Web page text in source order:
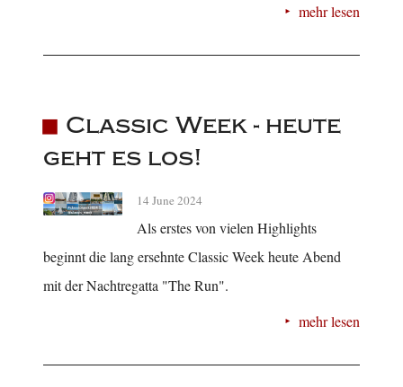
mehr lesen
Classic Week - heute
geht es los!
14 June 2024
Als erstes von vielen Highlights
beginnt die lang ersehnte Classic Week heute Abend
mit der Nachtregatta "The Run".
mehr lesen